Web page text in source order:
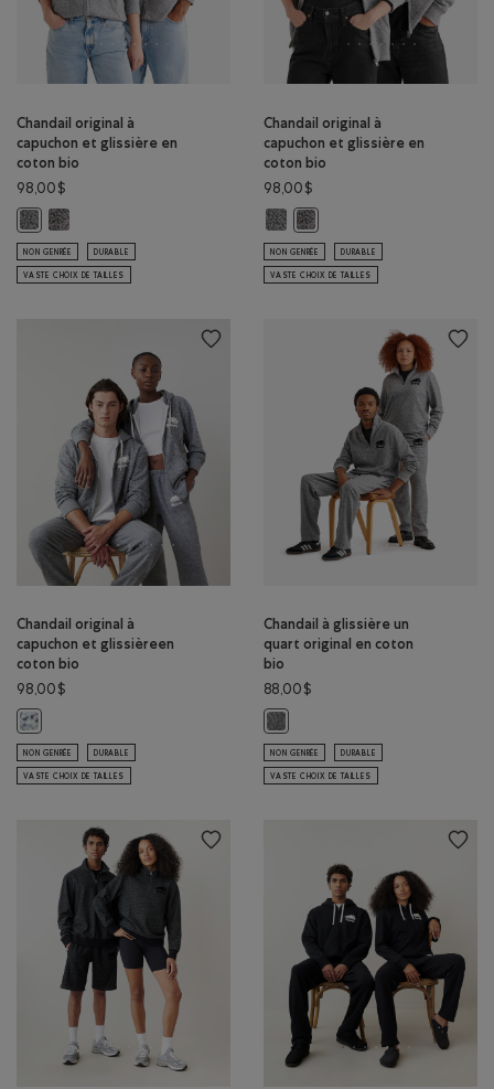
Chandail original à
capuchon et glissière en
coton bio
98,00$
Chandail original à capuchon et glissière en coton bio: S&P/IVOIRE
Chandail original à capuchon et glissière en coton bio: S&P/NOIR
NON GENRÉE DURABLE
VASTE CHOIX DE TAILLES
Chandail original à
capuchon et glissière en
coton bio
98,00$
Chandail original à capuchon et
Chandail original à capuchon
NON GENRÉE DURABLE
VASTE CHOIX DE TAILLES
Chandail original à
capuchon et glissièreen
coton bio
98,00$
Chandail original à capuchon et glissièreen coton bio: S&P/IVOIRE
NON GENRÉE DURABLE
VASTE CHOIX DE TAILLES
Chandail à glissière un
quart original en coton
bio
88,00$
Chandail à glissière un quart
NON GENRÉE DURABLE
VASTE CHOIX DE TAILLES